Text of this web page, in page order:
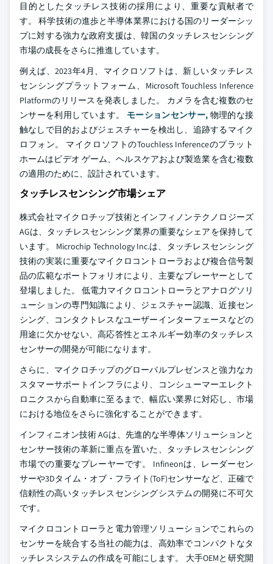
目的としたタッチレス技術の採用により、重要な貢献者で
す。 科学技術の進歩と半導体業界における国のリーダーシッ
プに対する強力な政府支援は、韓国のタッチレスセンシング
市場の成長をさらに推進しています。
例えば、2023年4月、マイクロソフトは、新しいタッチレス
センシングプラットフォーム、Microsoft Touchless Inference
Platformのリリースを発表しました。 カメラを含む複数のセ
ンサーを利用しています。 モーションセンサー, 物理的な接
触なしで目的およびジェスチャーを検出し、追跡するマイク
ロフォン。 マイクロソフトのTouchless Inferenceのプラット
ホームはビデオ ゲーム、ヘルスケアおよび製造業を含む複数
の適用のために、設計されています。
タッチレスセンシング市場シェア
株式会社マイクロチップ技術とインフィノンテクノロジーズ
AGは、タッチレスセンシング業界の重要なシェアを保持して
います。 Microchip Technology Inc.は、タッチレスセンシング
技術の実装に重要なマイクロコントローラおよび複合信号製
品の広範なポートフォリオにより、主要なプレーヤーとして
登場しました。 低電力マイクロコントローラとアナログソリ
ューションの専門知識により、ジェスチャー認識、近接セン
シング、コンタクトレスなユーザーインターフェースなどの
用途に欠かせない、高応答性とエネルギー効率のタッチレス
センサーの開発が可能になります。
さらに、マイクロチップのグローバルプレゼンスと強力なカ
スタマーサポートインフラにより、コンシューマーエレクト
ロニクスから自動車に至るまで、幅広い業界に対応し、市場
における地位をさらに強化することができます。
インフィニオン技術 AGは、先進的な半導体ソリューションと
センサー技術の革新に重点を置いた、タッチレスセンシング
市場での重要なプレーヤーです。 Infineonは、レーダーセン
サーや3Dタイム・オブ・フライト(ToF)センサーなど、正確で
信頼性の高いタッチレスセンシングシステムの開発に不可欠
です。
マイクロコントローラと電力管理ソリューションでこれらの
センサーを統合する当社の能力は、高効率でコンパクトなタ
ッチレスシステムの作成を可能にします。 大手OEMと研究開